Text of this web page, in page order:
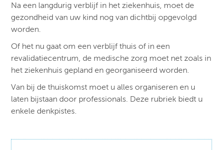
Na een langdurig verblijf in het ziekenhuis, moet de
gezondheid van uw kind nog van dichtbij opgevolgd
worden.
Of het nu gaat om een verblijf thuis of in een
revalidatiecentrum, de medische zorg moet net zoals in
het ziekenhuis gepland en georganiseerd worden.
Van bij de thuiskomst moet u alles organiseren en u
laten bijstaan door professionals. Deze rubriek biedt u
enkele denkpistes.